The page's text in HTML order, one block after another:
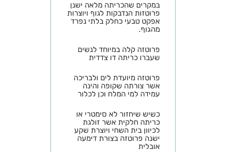
במקרים שהכריתה מלאה ישנן
פרוטזות הנדבקות לגוף ויוצרות
אפקט טבעי כחלק בלתי נפרד
מהגוף.
פרוטזה קלה במיוחד לנשים
שעברו כריתה דו צדדית
פרוטזה מיועדת לים ולבריכה
אשר צורתה שקופה והינה
עמידה למי המלח וכן לכלור
כשיש שיחזור לא סימטרי או
כריתה חלקית אשר זולגת
לכיוון בית השחי ויוצרת שקע
ישנה פרוטזה בצורת דימעה
אובלית